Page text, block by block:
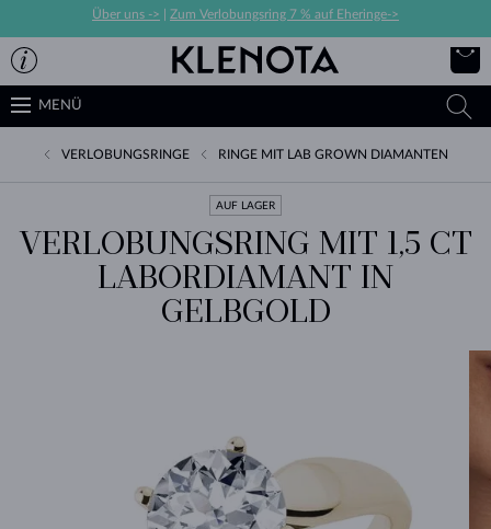
Über uns -> Zum Verlobungsring 7 % auf Eheringe->
MENÜ
VERLOBUNGSRINGE RINGE MIT LAB GROWN DIAMANTEN
AUF LAGER
VERLOBUNGSRING MIT 1,5 CT
LABORDIAMANT IN
GELBGOLD